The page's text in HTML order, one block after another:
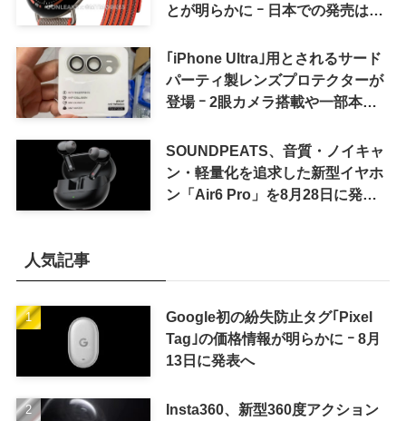
とが明らかに ｰ 日本での発売は期
｢iPhone Ultra｣用とされるサード
パーティ製レンズプロテクターが
登場 ｰ 2眼カメラ搭載や一部本体
SOUNDPEATS、音質・ノイキャ
ン・軽量化を追求した新型イヤホ
ン「Air6 Pro」を8月28日に発売
人気記事
Google初の紛失防止タグ｢Pixel
Tag｣の価格情報が明らかに ｰ 8月
13日に発表へ
Insta360、新型360度アクション